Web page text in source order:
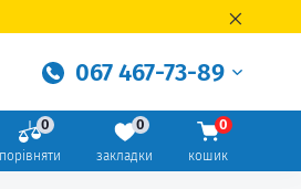
067 467-73-89
порівняти
0
закладки
0
кошик
0